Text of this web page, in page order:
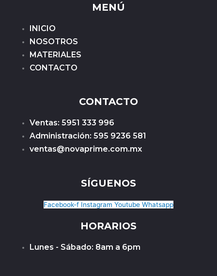
MENÚ
INICIO
NOSOTROS
MATERIALES
CONTACTO
CONTACTO
Ventas: 5951 333 996
Administración: 595 9236 581
ventas@novaprime.com.mx
SÍGUENOS
Facebook-f Instagram Youtube Whatsapp
HORARIOS
Lunes - Sábado: 8am a 6pm